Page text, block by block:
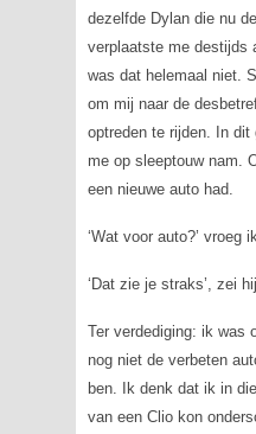
dezelfde Dylan die nu
verplaatste me destijds
was dat helemaal niet.
om mij naar de
optreden te rijden. In
me op sleeptouw nam.
een nieuwe auto had.
‘Wat voor auto?’ vroeg
‘Dat zie je straks’, zei hij.
Ter verdediging: ik was
nog niet de verbeten
ben. Ik denk dat ik in
van een Clio kon